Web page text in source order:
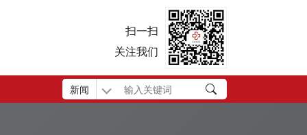
扫一扫
关注我们
新闻